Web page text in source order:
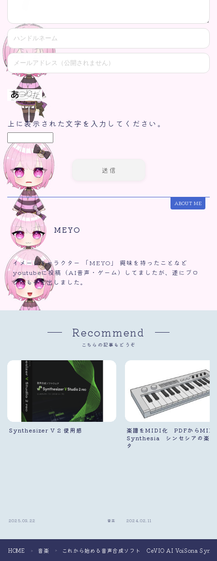
上に表示された文字を入力してください。
ABOUT ME
MEYO
イメージキャラクター 「MEYO」 興味を持ったことなど
youtubeに投稿（AI音声・ゲーム）してましたが、遂にブロ
グにも手を出しました。
Recommend
こちらの記事もどうぞ
Synthesizer V 2 使用感
2025.03.22 音楽
楽譜をMIDI化 PDFから
Synthesia シンセシアの楽譜
タ
2024.02.11
HOME ＞ 音楽 ＞ これから始める音声合成ソフト CeVIO AI VoiSona